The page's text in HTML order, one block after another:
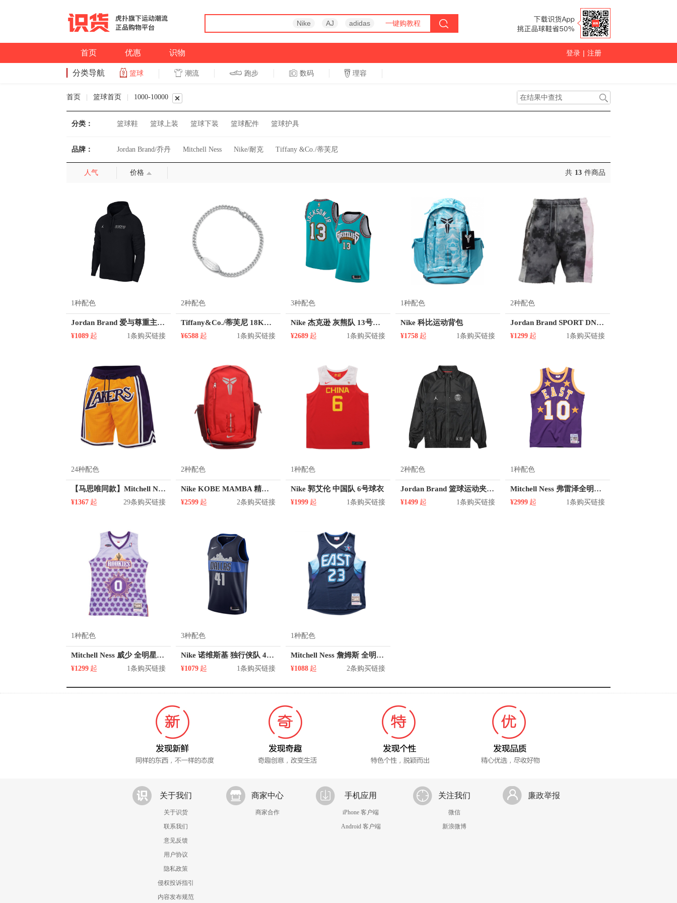
Nike AJ adidas 一键购教程
首页 优惠 识物 登录 | 注册
分类导航 篮球 潮流 跑步 数码 理容
首页 篮球首页 1000-10000
分类： 篮球鞋 篮球上装 篮球下装 篮球配件 篮球护具
品牌： Jordan Brand/乔丹 Mitchell Ness Nike/耐克 Tiffany &Co./蒂芙尼
人气 价格 共 13 件商品
1种配色
Jordan Brand 爱与尊重主题连帽套头卫衣 AJ6343
¥1089 起 1条购买链接
2种配色
Tiffany&Co./蒂芙尼 18K金玫瑰金镶嵌钻石手链
¥6588 起 1条购买链接
3种配色
Nike 杰克逊 灰熊队 13号球衣
¥2689 起 1条购买链接
1种配色
Nike 科比运动背包
¥1758 起 1条购买链接
2种配色
Jordan Brand SPORT DNA 针织运动短裤 CD5737
¥1299 起 1条购买链接
24种配色
【马思唯同款】Mitchell Ness X JUST DON联名NBA球队字母印花洛杉矶快船队芝加哥公牛灰熊系列复古球迷版条纹徽标logo印花刺绣96赛季系带美式中腰直筒网眼五分运动短裤
¥1367 起 29条购买链接
2种配色
Nike KOBE MAMBA 精神运动背包 BA4620
¥2599 起 2条购买链接
1种配色
Nike 郭艾伦 中国队 6号球衣
¥1999 起 1条购买链接
2种配色
Jordan Brand 篮球运动夹克 BQ8369
¥1499 起 1条购买链接
1种配色
Mitchell Ness 弗雷泽全明星10号球衣
¥2999 起 1条购买链接
1种配色
Mitchell Ness 威少 全明星 0号球衣
¥1299 起 1条购买链接
3种配色
Nike 诺维斯基 独行侠队 41号球衣
¥1079 起 1条购买链接
1种配色
Mitchell Ness 詹姆斯 全明星 23号球衣
¥1088 起 2条购买链接
关于我们
关于识货
联系我们
意见反馈
用户协议
隐私政策
侵权投诉指引
内容发布规范
商家中心
商家合作
手机应用
iPhone 客户端
Android 客户端
关注我们
微信
新浪微博
廉政举报